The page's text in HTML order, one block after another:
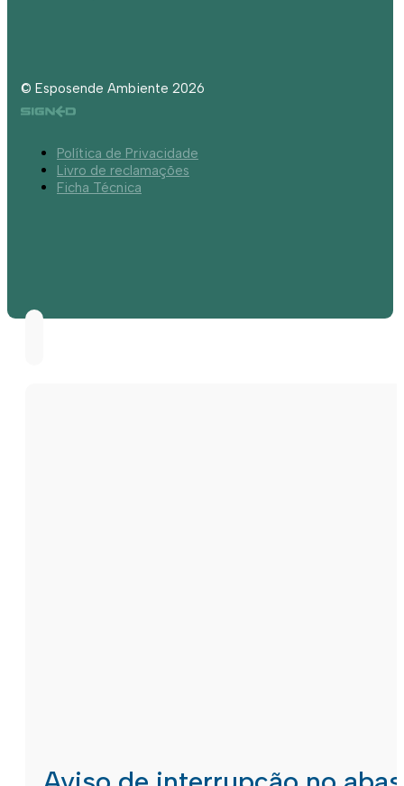
© Esposende Ambiente 2026
Política de Privacidade
Livro de reclamações
Ficha Técnica